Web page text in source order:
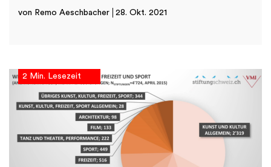
von Remo Aeschbacher 28. Okt. 2021
2 Min. Lesezeit